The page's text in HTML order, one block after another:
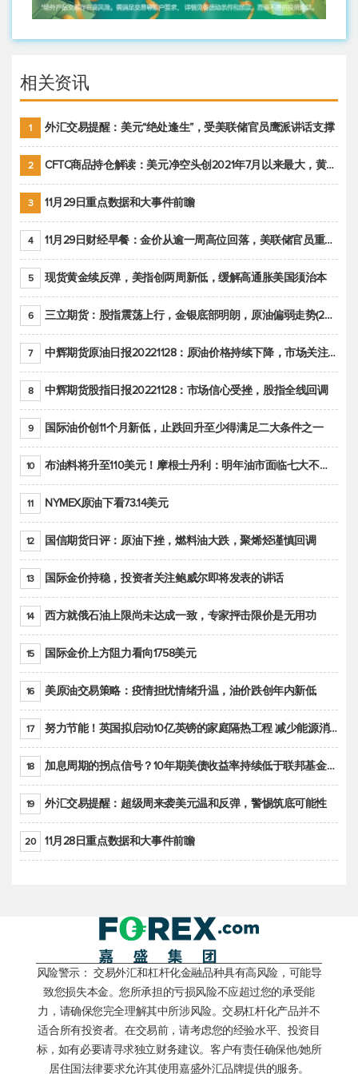
相关资讯
1 外汇交易提醒：美元“绝处逢生”，受美联储官员鹰派讲话支撑
2 CFTC商品持仓解读：美元净空头创2021年7月以来最大，黄金期货投机性净多头头寸减少
3 11月29日重点数据和大事件前瞻
4 11月29日财经早餐：金价从逾一周高位回落，美联储官员重申鹰派立场推动美元回升
5 现货黄金续反弹，美指创两周新低，缓解高通胀美国须治本
6 三立期货：股指震荡上行，金银底部明朗，原油偏弱走势(20221128收评)
7 中辉期货原油日报20221128：原油价格持续下降，市场关注OPEC+新一轮产能政策
8 中辉期货股指日报20221128：市场信心受挫，股指全线回调
9 国际油价创11个月新低，止跌回升至少得满足二大条件之一
10 布油料将升至110美元！摩根士丹利：明年油市面临七大不确定性
11 NYMEX原油下看73.14美元
12 国信期货日评：原油下挫，燃料油大跌，聚烯烃谨慎回调
13 国际金价持稳，投资者关注鲍威尔即将发表的讲话
14 西方就俄石油上限尚未达成一致，专家抨击限价是无用功
15 国际金价上方阻力看向1758美元
16 美原油交易策略：疫情担忧情绪升温，油价跌创年内新低
17 努力节能！英国拟启动10亿英镑的家庭隔热工程 减少能源消耗
18 加息周期的拐点信号？10年期美债收益率持续低于联邦基金利率目标区间
19 外汇交易提醒：超级周来袭美元温和反弹，警惕筑底可能性
20 11月28日重点数据和大事件前瞻
风险警示： 交易外汇和杠杆化金融品种具有高风险，可能导
致您损失本金。您所承担的亏损风险不应超过您的承受能
力，请确保您完全理解其中所涉风险。交易杠杆化产品并不
适合所有投资者。在交易前，请考虑您的经验水平、投资目
标，如有必要请寻求独立财务建议。客户有责任确保他/她所
居住国法律要求允许其使用嘉盛外汇品牌提供的服务。